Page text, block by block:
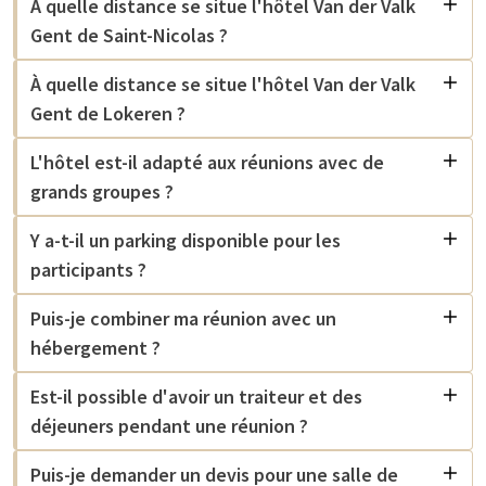
À quelle distance se situe l'hôtel Van der Valk
Gent de Saint-Nicolas ?
À quelle distance se situe l'hôtel Van der Valk
Gent de Lokeren ?
L'hôtel est-il adapté aux réunions avec de
grands groupes ?
Y a-t-il un parking disponible pour les
participants ?
Puis-je combiner ma réunion avec un
hébergement ?
Est-il possible d'avoir un traiteur et des
déjeuners pendant une réunion ?
Puis-je demander un devis pour une salle de